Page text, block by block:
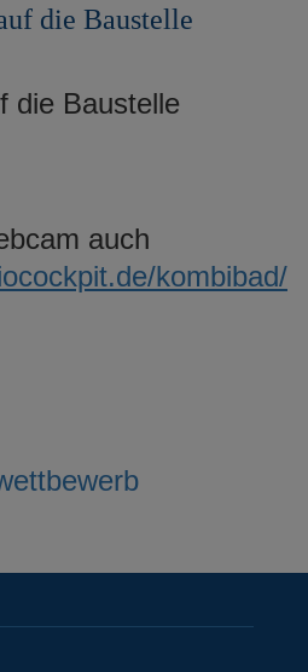
die Baustelle
auch
kombibad/